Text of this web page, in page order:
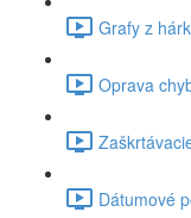
Grafy z
Oprava
Dátumové